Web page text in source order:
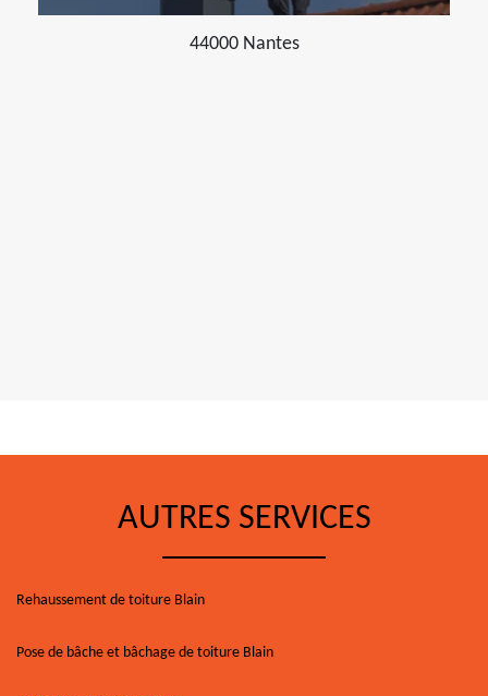
44000 Nantes
AUTRES SERVICES
Rehaussement de toiture Blain
Pose de bâche et bâchage de toiture Blain